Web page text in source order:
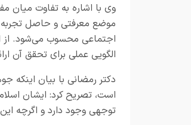
وی با اشاره به تفاوت میان
موضع معرفتی و حاصل تجربه
اجتماعی محسوب می‌شود. از
الگویی عملی برای تحقق آن
دکتر رمضانی با بیان اینکه
است، تصریح کرد: ایشان
توجهی وجود دارد و اگرچه